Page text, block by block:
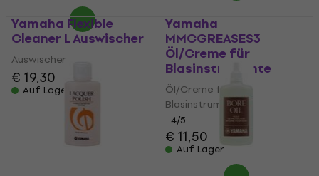
Yamaha Flexible
Cleaner L Auswischer
Auswischer
€ 19,30
Auf Lager
Yamaha
MMCGREASES3
Öl/Creme für
Blasinstrumente
Öl/Creme für
Blasinstrumente
4/5
€ 11,50
Auf Lager